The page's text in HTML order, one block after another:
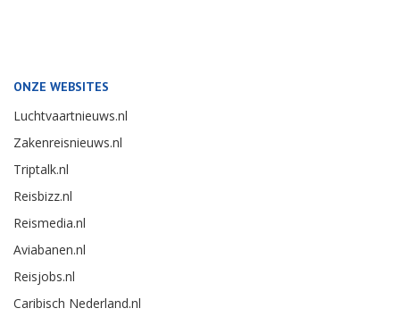
ONZE WEBSITES
Luchtvaartnieuws.nl
Zakenreisnieuws.nl
Triptalk.nl
Reisbizz.nl
Reismedia.nl
Aviabanen.nl
Reisjobs.nl
Caribisch Nederland.nl